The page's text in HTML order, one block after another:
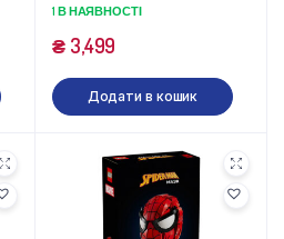
1 В НАЯВНОСТІ
₴3,499
Додати в кошик